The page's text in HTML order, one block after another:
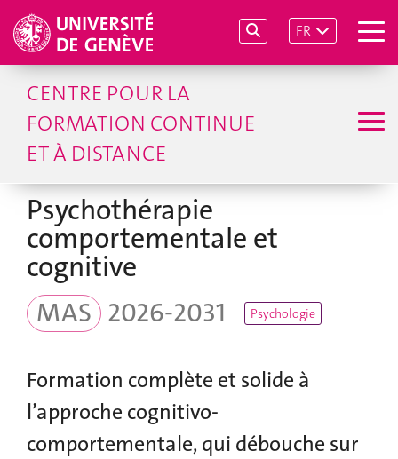
FR
CENTRE POUR LA
FORMATION CONTINUE
ET À DISTANCE
Psychothérapie
comportementale et
cognitive
MAS 2026-2031 Psychologie
Formation complète et solide à
l’approche cognitivo-
comportementale, qui débouche sur